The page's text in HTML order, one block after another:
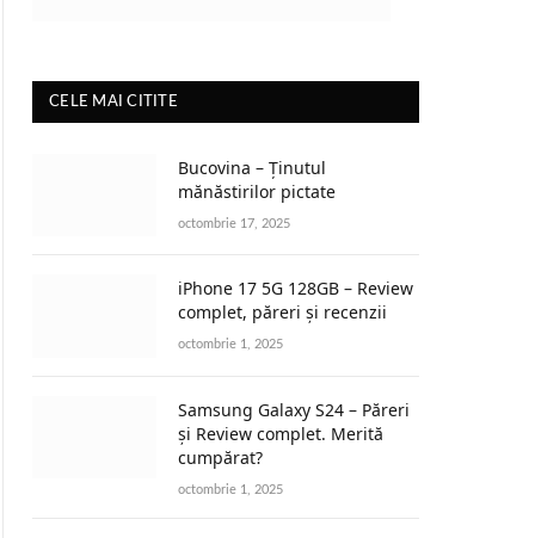
CELE MAI CITITE
Bucovina – Ținutul
mănăstirilor pictate
octombrie 17, 2025
iPhone 17 5G 128GB – Review
complet, păreri și recenzii
octombrie 1, 2025
Samsung Galaxy S24 – Păreri
și Review complet. Merită
cumpărat?
octombrie 1, 2025